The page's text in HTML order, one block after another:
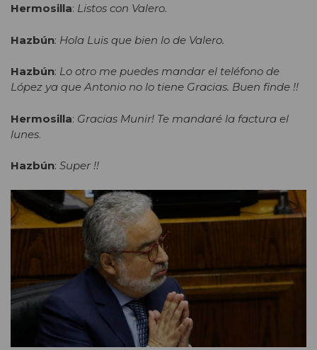
Hermosilla: Listos con Valero.
Hazbún: Hola Luis que bien lo de Valero.
Hazbún: Lo otro me puedes mandar el teléfono de
López ya que Antonio no lo tiene Gracias. Buen finde !!
Hermosilla: Gracias Munir! Te mandaré la factura el
lunes.
Hazbún: Super !!